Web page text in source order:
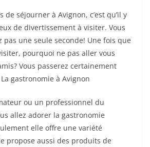
de séjourner à Avignon, c’est qu’il y
de divertissement à visiter. Vous
pas une seule seconde! Une fois que
pourquoi ne pas aller vous
Vous passerez certainement
gastronomie à Avignon
ou un professionnel du
allez adorer la gastronomie
elle offre une variété
propose aussi des produits de